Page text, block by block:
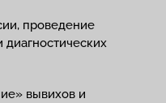
проведение
вывихов и